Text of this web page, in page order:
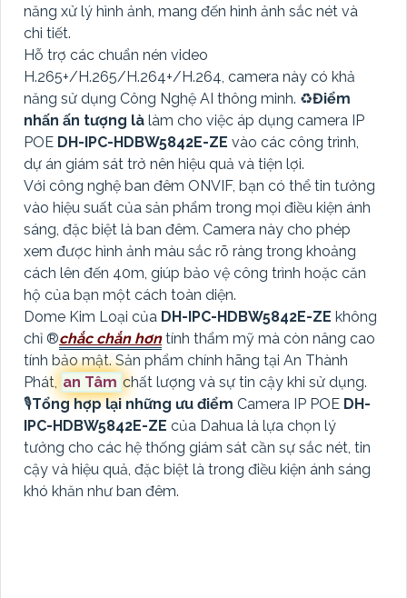
năng xử lý hình ảnh, mang đến hình ảnh sắc nét và
chi tiết.
Hỗ trợ các chuẩn nén video
H.265+/H.265/H.264+/H.264, camera này có khả
năng sử dụng Công Nghệ AI thông minh. ♻Điểm
nhấn ấn tượng là làm cho việc áp dụng camera IP
POE DH-IPC-HDBW5842E-ZE vào các công trình,
dự án giám sát trở nên hiệu quả và tiện lợi.
Với công nghệ ban đêm ONVIF, bạn có thể tin tưởng
vào hiệu suất của sản phẩm trong mọi điều kiện ánh
sáng, đặc biệt là ban đêm. Camera này cho phép
xem được hình ảnh màu sắc rõ ràng trong khoảng
cách lên đến 40m, giúp bảo vệ công trình hoặc căn
hộ của bạn một cách toàn diện.
Dome Kim Loại của DH-IPC-HDBW5842E-ZE không
chỉ ®️chắc chắn hơntính thẩm mỹ mà còn nâng cao
tính bảo mật. Sản phẩm chính hãng tại An Thành
Phát, an Tâm chất lượng và sự tin cậy khi sử dụng.
🎙Tổng hợp lại những ưu điểm Camera IP POE DH-
IPC-HDBW5842E-ZE của Dahua là lựa chọn lý
tưởng cho các hệ thống giám sát cần sự sắc nét, tin
cậy và hiệu quả, đặc biệt là trong điều kiện ánh sáng
khó khăn như ban đêm.